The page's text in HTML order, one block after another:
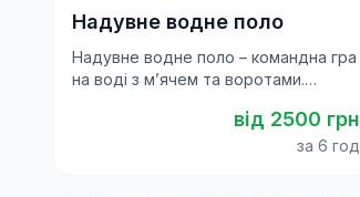
Надувне водне поло
Надувне водне поло – командна гра
на воді з м’ячем та воротами.
корпоративів і фестивалів.
від 2500 грн
за 6 год